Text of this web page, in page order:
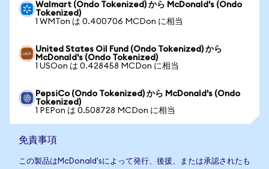
Walmart (Ondo Tokenized) から McDonald's (Ondo
Tokenized)
1 WMTon は 0.400706 MCDon に相当
United States Oil Fund (Ondo Tokenized) から
McDonald's (Ondo Tokenized)
1 USOon は 0.428458 MCDon に相当
PepsiCo (Ondo Tokenized) から McDonald's (Ondo
Tokenized)
1 PEPon は 0.508728 MCDon に相当
免責事項
この製品はMcDonald'sによって発行、後援、または承認されたも